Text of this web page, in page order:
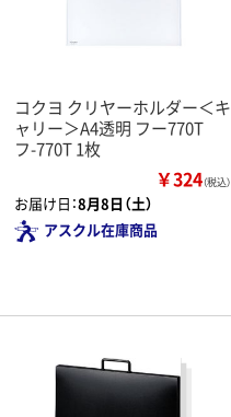
コクヨ クリヤーホルダー＜キ
ャリー＞A4透明 フー770T
フ-770T 1枚
￥324（税込）
お届け日：8月8日（土）
アスクル在庫商品